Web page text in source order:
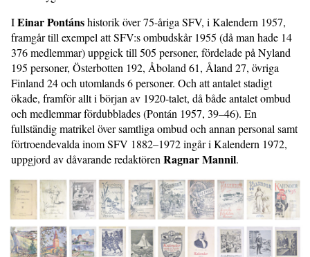
IEinar Pontánshistorik över 75-åriga SFV, i Kalendern 1957,
framgår till exempel att SFV:s ombudskår 1955 (då man hade 14
376 medlemmar) uppgick till 505 personer, fördelade på Nyland
195 personer, Österbotten 192, Åboland 61, Åland 27, övriga
Finland 24 och utomlands 6 personer. Och att antalet stadigt
ökade, framför allt i början av 1920-talet, då både antalet ombud
och medlemmar fördubblades (Pontán 1957, 39–46). En
fullständig matrikel över samtliga ombud och annan personal samt
förtroendevalda inom SFV 1882–1972 ingår i Kalendern 1972,
uppgjord av dåvarande redaktören Ragnar Mannil.